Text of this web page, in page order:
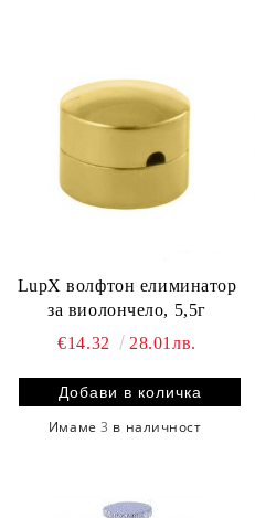
LupX волфтон елиминатор
за виолончело, 5,5г
€14.32
28.01лв.
Имаме3 в наличност